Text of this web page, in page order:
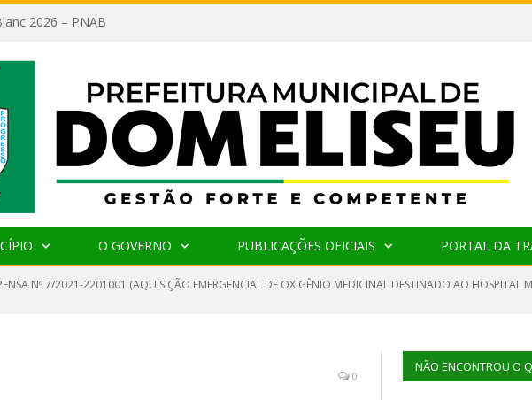
2026 – PNAB
O GOVERNO PUBLICAÇÕES OFICIAIS PORTAL DA
Nº 7/2021-2201001 (AQUISIÇÃO EMERGENCIAL DE OXIGÊNIO MEDICINAL DESTINADO AO HOSPITAL
0
NÃO ENCONTROU O